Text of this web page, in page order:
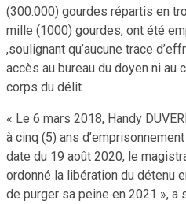
(300.000) gourdes répartis en
mille (1000) gourdes, ont été
,soulignant qu’aucune trace
accès au bureau du doyen ni au
corps du délit.
« Le 6 mars 2018, Handy
à cinq (5) ans
date du 19 août 2020, le
ordonné la libération du détenu
de purger sa peine en 2021 », a